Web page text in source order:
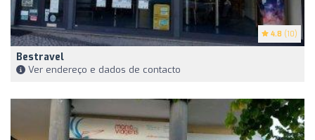
4.8 (10)
Bestravel
Ver endereço e dados de contacto